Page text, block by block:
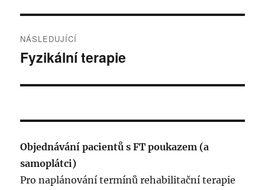
NÁSLEDUJÍCÍ
Následující
Fyzikální terapie
Objednávání pacientů s FT poukazem (a
samoplátci)
Pro naplánování termínů rehabilitační terapie